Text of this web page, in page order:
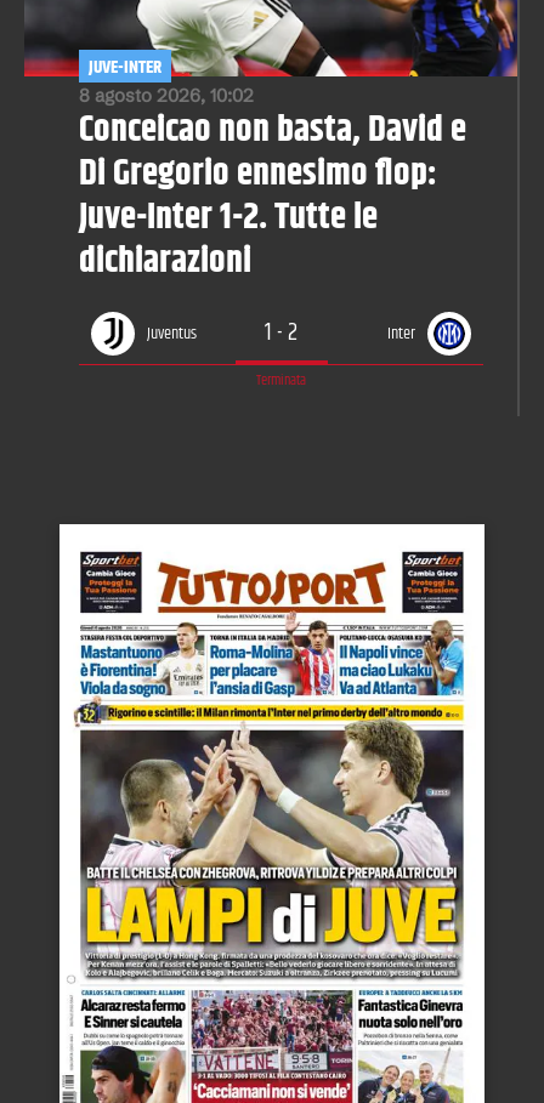
8 agosto 2026, 10:02
JUVE-INTER
Conceicao non basta, David e
Di Gregorio ennesimo flop:
Juve-Inter 1-2. Tutte le
dichiarazioni
Juventus 1-2 Inter
Terminata